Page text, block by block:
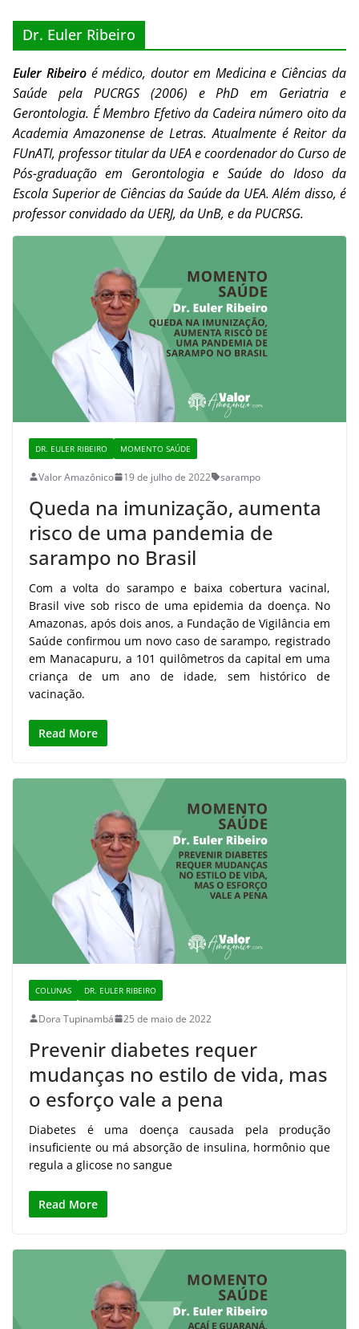
Dr. Euler Ribeiro
Euler Ribeiroé médico, doutor em Medicina e Ciências da
Saúde pela PUCRGS (2006) e PhD em Geriatria e
Gerontologia. É Membro Efetivo da Cadeira número oito da
Academia Amazonense de Letras. Atualmente é Reitor da
FUnATI, professor titular da UEA e coordenador do Curso de
Pós-graduação em Gerontologia e Saúde do Idoso da
Escola Superior de Ciências da Saúde da UEA. Além disso, é
professor convidado da UERJ, da UnB, e da PUCRSG.
DR. EULER RIBEIRO MOMENTO SAÚDE
Valor Amazônico 19 de julho de 2022 sarampo
Queda na imunização, aumenta
risco de uma pandemia de
sarampo no Brasil
Com a volta do sarampo e baixa cobertura vacinal,
Brasil vive sob risco de uma epidemia da doença. No
Amazonas, após dois anos, a Fundação de Vigilância em
Saúde confirmou um novo caso de sarampo, registrado
em Manacapuru, a 101 quilômetros da capital em uma
criança de um ano de idade, sem histórico de
vacinação.
Read More
COLUNAS DR. EULER RIBEIRO
Dora Tupinambá 25 de maio de 2022
Prevenir diabetes requer
mudanças no estilo de vida, mas
o esforço vale a pena
Diabetes é uma doença causada pela produção
insuficiente ou má absorção de insulina, hormônio que
regula a glicose no sangue
Read More